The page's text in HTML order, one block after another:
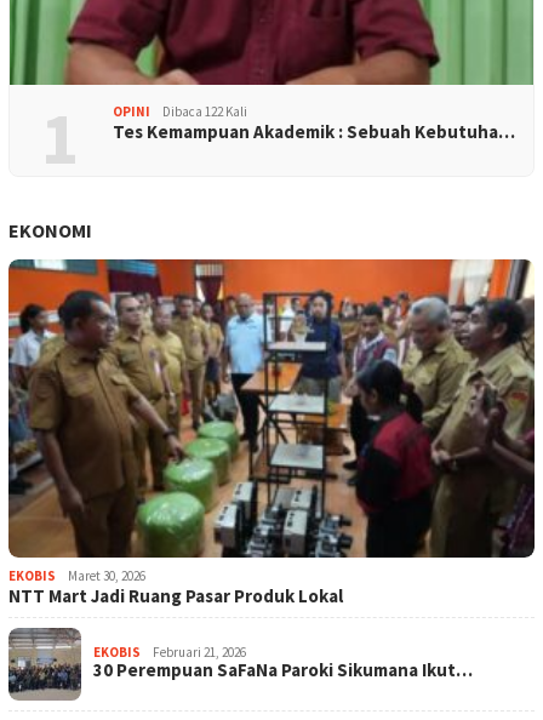
1 OPINI Dibaca 122 Kali
Tes Kemampuan Akademik : Sebuah Kebutuha…
EKONOMI
EKOBIS Maret 30, 2026
NTT Mart Jadi Ruang Pasar Produk Lokal
EKOBIS Februari 21, 2026
30 Perempuan SaFaNa Paroki Sikumana Ikut…